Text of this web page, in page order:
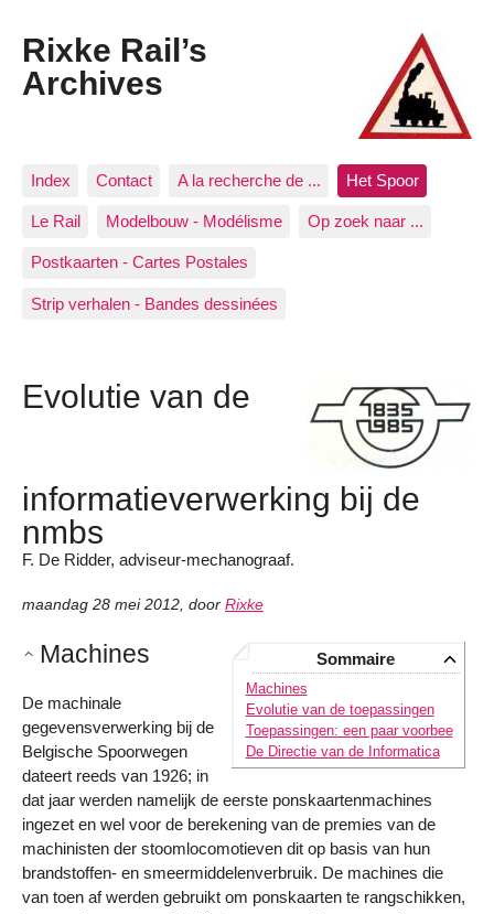
Rixke Rail’s
Archives
Index Contact A la recherche de ... Het Spoor
Le Rail Modelbouw - Modélisme Op zoek naar ...
Postkaarten - Cartes Postales
Strip verhalen - Bandes dessinées
Evolutie van de
informatieverwerking bij de
nmbs
F. De Ridder, adviseur-mechanograaf.
maandag 28 mei 2012, door Rixke
Sommaire
Machines
Evolutie van de toepassingen
Toepassingen: een paar voorbee
De Directie van de Informatica
Machines
De machinale
gegevensverwerking bij de
Belgische Spoorwegen
dateert reeds van 1926; in
dat jaar werden namelijk de eerste ponskaartenmachines
ingezet en wel voor de berekening van de premies van de
machinisten der stoomlocomotieven dit op basis van hun
brandstoffen- en smeermiddelenverbruik. De machines die
van toen af werden gebruikt om ponskaarten te rangschikken,